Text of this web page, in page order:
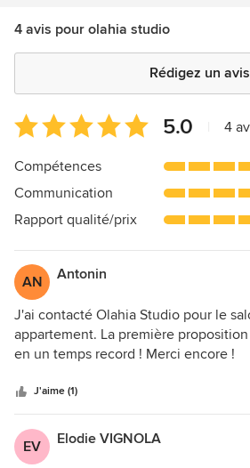
4 avis pour olahia studio
Rédigez un avis
Note
moyenne
:
étoiles
sur
5.0 4
Compétences
Communication
Rapport qualité/prix
AN Antonin
J'ai contacté Olahia Studio pour le
appartement. La première
en un temps record ! Merci encore !
J'aime (1)
EV Elodie VIGNOLA